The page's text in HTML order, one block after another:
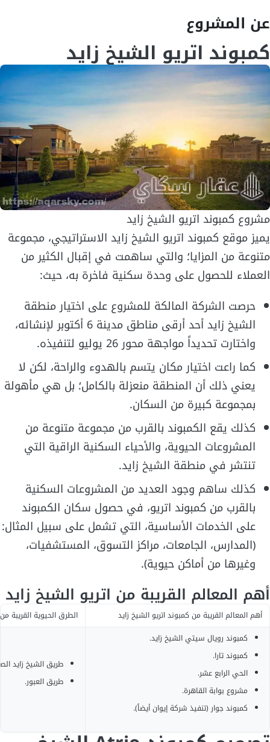
عن المشروع
كمبوند اتريو الشيخ زايد
مشروع كمبوند اتريو الشيخ زايد
يميز موقع كمبوند اتريو الشيخ زايد الاستراتيجي، مجموعة
متنوعة من المزايا؛ والتي ساهمت في إقبال الكثير من
العملاء للحصول على وحدة سكنية فاخرة به، حيث:
حرصت الشركة المالكة للمشروع على اختيار منطقة
الشيخ زايد أحد أرقى مناطق مدينة 6 أكتوبر لإنشائه،
واختارت تحديداً مواجهة محور 26 يوليو لتنفيذه.
كما راعت اختيار مكان يتسم بالهدوء والراحة، لكن لا
يعني ذلك أن المنطقة منعزلة بالكامل؛ بل هي مأهولة
بمجموعة كبيرة من السكان.
كذلك يقع الكمبوند بالقرب من مجموعة متنوعة من
المشروعات الحيوية، والأحياء السكنية الراقية التي
تنتشر في منطقة الشيخ زايد.
كذلك ساهم وجود العديد من المشروعات السكنية
بالقرب من كمبوند اتريو، في حصول سكان الكمبوند
على الخدمات الأساسية، التي تشمل على سبيل المثال:
(المدارس، الجامعات، مراكز التسوق، المستشفيات،
وغيرها من أماكن حيوية).
أهم المعالم القريبة من اتريو الشيخ زايد
أهم المعالم القريبة من كمبوند اتريو الشيخ زايد
الطرق الحيوية القريبة
كمبوند رويال سيتي الشيخ زايد.
كمبوند تارا.
الحي الرابع عشر.
مشروع بوابة القاهرة.
كمبوند جوار (تنفيذ شركة إيوان أيضاً).
طريق الشيخ زايد
طريق العبور.